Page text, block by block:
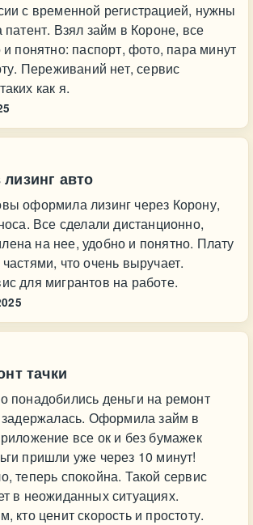
с временной регистрацией, нужны
Взял займ в Короне, все
понятно: паспорт, фото, пара минут
Переживаний нет, сервис
как я.
авто
оформила лизинг через Корону,
Все сделали дистанционно,
на нее, удобно и понятно. Плату
что очень выручает.
для мигрантов на работе.
тачки
понадобились деньги на ремонт
задержалась. Оформила займ в
все ок и без бумажек
пришли уже через 10 минут!
теперь спокойна. Такой сервис
в неожиданных ситуациях.
кто ценит скорость и простоту.